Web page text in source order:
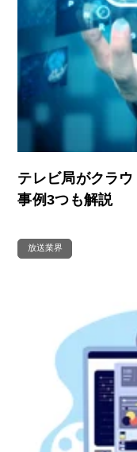
テレビ局がクラ
事例3つも解説
放送業界